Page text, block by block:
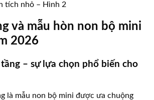
tích nhỏ – Hình 2
và mẫu hòn non bộ mini
2026
– sự lựa chọn phổ biến cho
là mẫu non bộ mini được ưa chuộng